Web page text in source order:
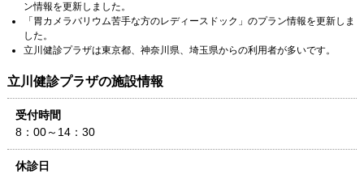
ン情報を更新しました。
「 胃カメラバリウム苦手な方のレディースドック 」のプラン情報を更新しま
した。
立川健診プラザは東京都、 神奈川県、 埼玉県からの利用者が多いです。
立川健診プラザの施設情報
受付時間
8：00～14：30
休診日